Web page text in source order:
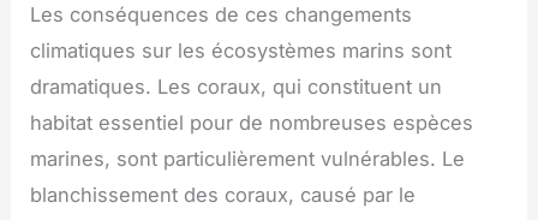
Les conséquences de ces changements
climatiques sur les écosystèmes marins sont
dramatiques. Les coraux, qui constituent un
habitat essentiel pour de nombreuses espèces
marines, sont particulièrement vulnérables. Le
blanchissement des coraux, causé par le